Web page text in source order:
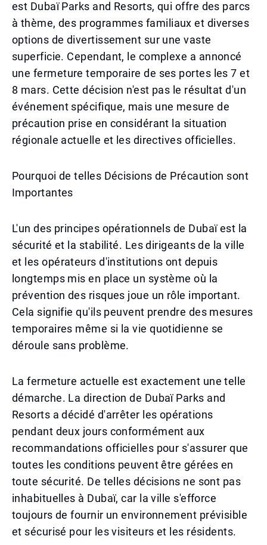
est Dubaï Parks and Resorts, qui offre des parcs
à thème, des programmes familiaux et diverses
options de divertissement sur une vaste
superficie. Cependant, le complexe a annoncé
une fermeture temporaire de ses portes les 7 et
8 mars. Cette décision n'est pas le résultat d'un
événement spécifique, mais une mesure de
précaution prise en considérant la situation
régionale actuelle et les directives officielles.
Pourquoi de telles Décisions de Précaution sont
Importantes
L'un des principes opérationnels de Dubaï est la
sécurité et la stabilité. Les dirigeants de la ville
et les opérateurs d'institutions ont depuis
longtemps mis en place un système où la
prévention des risques joue un rôle important.
Cela signifie qu'ils peuvent prendre des mesures
temporaires même si la vie quotidienne se
déroule sans problème.
La fermeture actuelle est exactement une telle
démarche. La direction de Dubaï Parks and
Resorts a décidé d'arrêter les opérations
pendant deux jours conformément aux
recommandations officielles pour s'assurer que
toutes les conditions peuvent être gérées en
toute sécurité. De telles décisions ne sont pas
inhabituelles à Dubaï, car la ville s'efforce
toujours de fournir un environnement prévisible
et sécurisé pour les visiteurs et les résidents.